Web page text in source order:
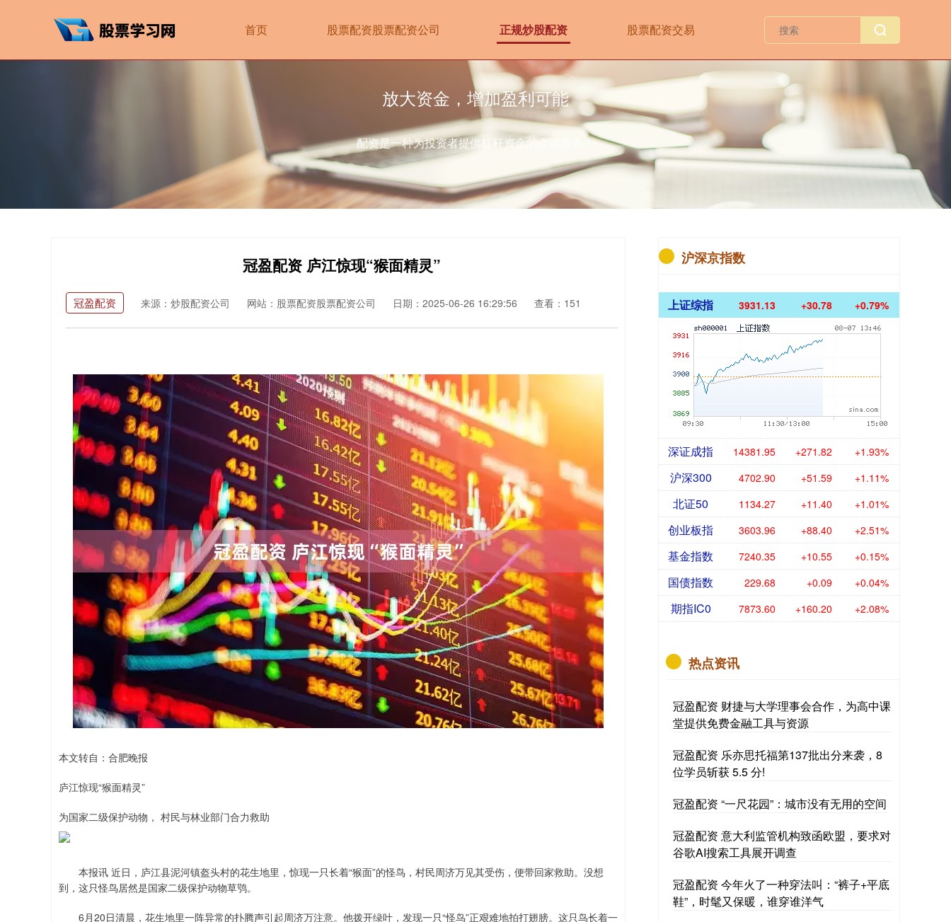
首页 股票配资股票配资公司 正规炒股配资 股票配资交易
放大资金，增加盈利可能
配资是一种为投资者提供杠杆资金的金融服务！
冠盈配资 庐江惊现“猴面精灵”
冠盈配资 来源：炒股配资公司 网站：股票配资股票配资公司 日期：2025-06-26 16:29:56 查看：151
本文转自：合肥晚报
庐江惊现“猴面精灵”
为国家二级保护动物， 村民与林业部门合力救助
本报讯 近日，庐江县泥河镇盔头村的花生地里，惊现一只长着“猴面”的怪鸟，村民周济万见其受伤，便带回家救助。没想
到，这只怪鸟居然是国家二级保护动物草鸮。
6月20日清晨，花生地里一阵异常的扑腾声引起周济万注意。他拨开绿叶，发现一只“怪鸟”正艰难地拍打翅膀。这只鸟长着一
沪深京指数
上证综指 3931.13 +30.78 +0.79%
深证成指 14381.95 +271.82 +1.93%
沪深300 4702.90 +51.59 +1.11%
北证50 1134.27 +11.40 +1.01%
创业板指 3603.96 +88.40 +2.51%
基金指数 7240.35 +10.55 +0.15%
国债指数 229.68 +0.09 +0.04%
期指IC0 7873.60 +160.20 +2.08%
热点资讯
冠盈配资 财捷与大学理事会合作，为高中课
堂提供免费金融工具与资源
冠盈配资 乐亦思托福第137批出分来袭，8
位学员斩获 5.5 分!
冠盈配资 “一尺花园”：城市没有无用的空间
冠盈配资 意大利监管机构致函欧盟，要求对
谷歌AI搜索工具展开调查
冠盈配资 今年火了一种穿法叫：“裤子+平底
鞋”，时髦又保暖，谁穿谁洋气